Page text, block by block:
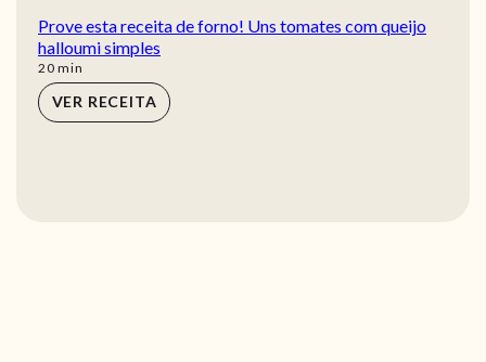
Prove esta receita de forno! Uns tomates com queijo
halloumi simples
20min
min
VER RECEITA